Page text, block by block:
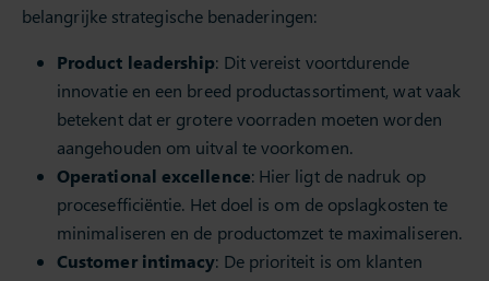
belangrijke strategische benaderingen:
Product leadership: Dit vereist voortdurende
innovatie en een breed productassortiment, wat vaak
betekent dat er grotere voorraden moeten worden
aangehouden om uitval te voorkomen.
Operational excellence: Hier ligt de nadruk op
procesefficiëntie. Het doel is om de opslagkosten te
minimaliseren en de productomzet te maximaliseren.
Customer intimacy: De prioriteit is om klanten